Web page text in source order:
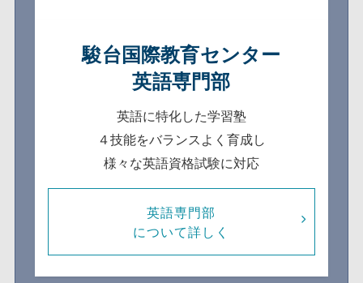
駿台国際教育センター
英語専門部
英語に特化した学習塾
４技能をバランスよく育成し
様々な英語資格試験に対応
英語専門部
について詳しく